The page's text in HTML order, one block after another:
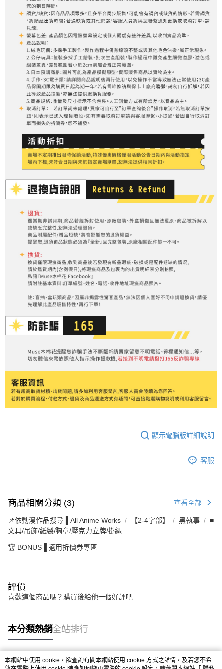
顯示電腦版詳細說明
客服
商品相關分類 (3) 查看全部
📌依動漫作品搜尋▐ All Anime Works 【2-4字部】 黑執事
■
文具/吊飾/紙製/胸章/壓克力立牌/掛繩
🏆 BONUS▐ 適用折價券專區
評價
喜歡這個商品嗎？購買後給他一個好評吧
本分類熱銷全站排行
本網站中使用 cookie，欲查詢有關本網站使用 cookie 方式之詳情，及若您不希